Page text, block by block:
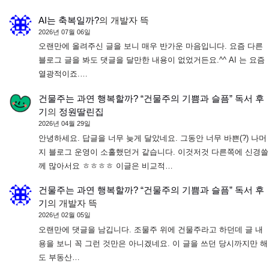
AI는 축복일까?의 개발자 뜩
2026년 07월 06일
오랜만에 올려주신 글을 보니 매우 반가운 마음입니다. 요즘 다른
블로그 글을 봐도 댓글을 달만한 내용이 없었거든요.^^ AI 는 요즘
열광적이죠.…
건물주는 과연 행복할까? “건물주의 기쁨과 슬픔” 독서 후
기의 정원딸린집
2026년 04월 29일
안녕하세요. 답글을 너무 늦게 달았네요. 그동안 너무 바쁜(?) 나머
지 블로그 운영이 소홀했던거 같습니다. 이것저것 다른쪽에 신경쓸
께 많아서요 ㅎㅎㅎㅎ 이글은 비교적…
건물주는 과연 행복할까? “건물주의 기쁨과 슬픔” 독서 후
기의 개발자 뜩
2026년 02월 05일
오랜만에 댓글을 남깁니다. 조물주 위에 건물주라고 하던데 글 내
용을 보니 꼭 그런 것만은 아니겠네요. 이 글을 쓰던 당시까지만 해
도 부동산…